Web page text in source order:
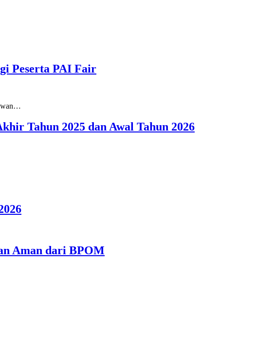
Peserta PAI Fair
Tahun 2025 dan Awal Tahun 2026
Aman dari BPOM